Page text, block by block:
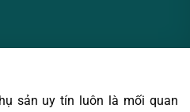
sản uy tín luôn là mối quan